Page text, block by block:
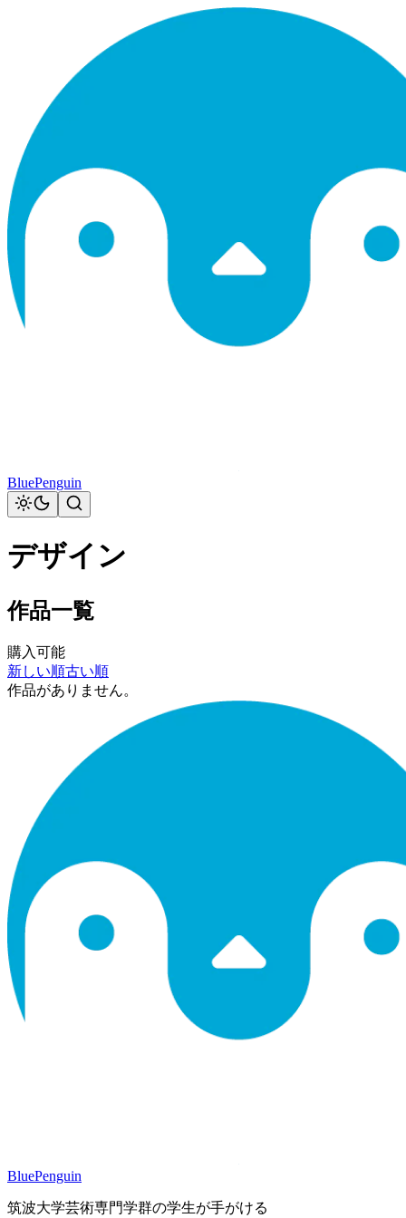
BluePenguin
デザイン
作品一覧
購入可能
新しい順古い順
作品がありません。
BluePenguin
筑波大学芸術専門学群の学生が手がける